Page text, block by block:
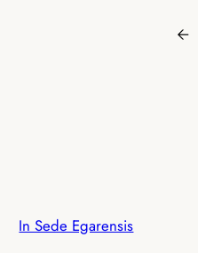
←
In Sede Egarensis